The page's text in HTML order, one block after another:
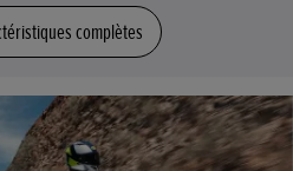
complètes